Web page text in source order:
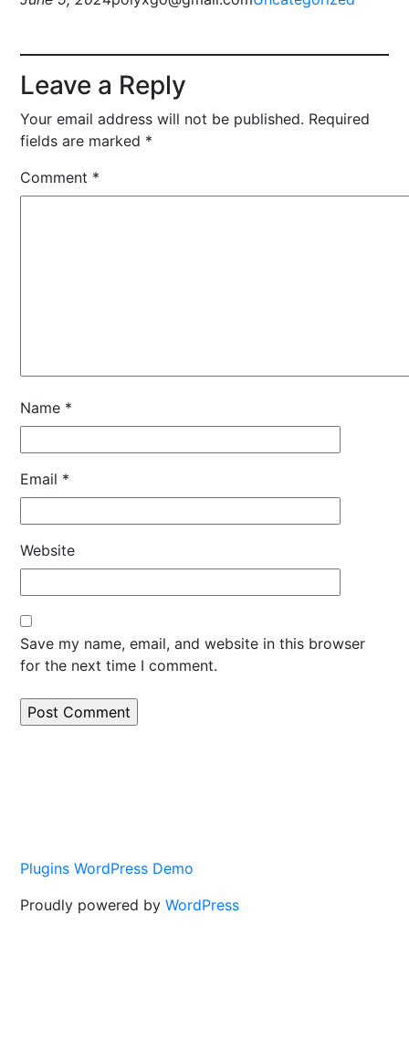
Leave a Reply
Your email address will not be published. Required
fields are marked *
Comment *
Name *
Email *
Website
Save my name, email, and website in this browser
for the next time I comment.
Plugins WordPress Demo
Proudly powered byWordPress